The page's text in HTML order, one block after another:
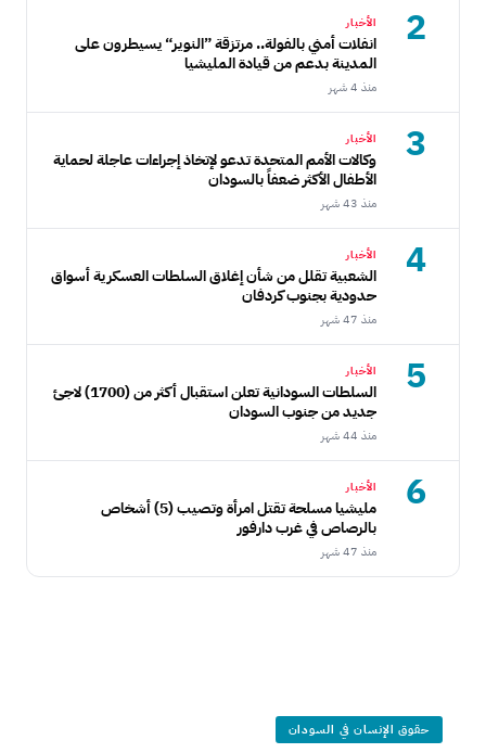
2 الأخبار
انفلات أمني بالفولة.. مرتزقة ”النوير“ يسيطرون على
المدينة بدعم من قيادة المليشيا
منذ 4 شهر
3 الأخبار
وكالات الأمم المتحدة تدعو لإتخاذ إجراءات عاجلة لحماية
الأطفال الأكثر ضعفاً بالسودان
منذ 43 شهر
4 الأخبار
الشعبية تقلل من شأن إغلاق السلطات العسكرية أسواق
حدودية بجنوب كردفان
منذ 47 شهر
5 الأخبار
السلطات السودانية تعلن استقبال أكثر من (1700) لاجئ
جديد من جنوب السودان
منذ 44 شهر
6 الأخبار
مليشيا مسلحة تقتل امرأة وتصيب (5) أشخاص
بالرصاص في غرب دارفور
منذ 47 شهر
حقوق الإنسان في السودان